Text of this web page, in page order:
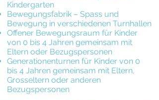
Kindergarten
Bewegungsfabrik – Spass und
Bewegung in verschiedenen Turnhallen
Offener Bewegungsraum für Kinder
von 0 bis 4 Jahren gemeinsam mit
Eltern oder Bezugspersonen
Generationenturnen für Kinder von 0
bis 4 Jahren gemeinsam mit Eltern,
Grosseltern oder anderen
Bezugspersonen